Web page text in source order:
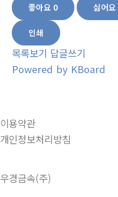
좋아요 0 싫어요
인쇄
목록보기 답글쓰기
Powered by KBoard
이용약관
개인정보처리방침
우경금속(주)